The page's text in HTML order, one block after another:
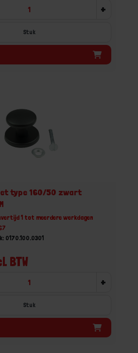
+
Stuk
type 160/50 zwart
1 tot meerdere werkdagen
0170.100.0301
BTW
+
Stuk